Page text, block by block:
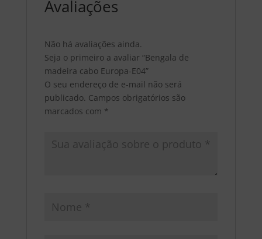
Avaliações
Não há avaliações ainda.
Seja o primeiro a avaliar “Bengala de
madeira cabo Europa-E04”
O seu endereço de e-mail não será
publicado. Campos obrigatórios são
marcados com *